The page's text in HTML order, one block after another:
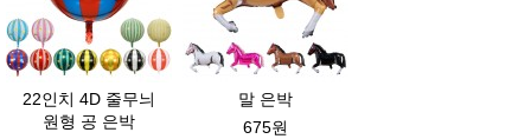
22인치 4D 줄무늬
원형 공 은박
말 은박
675원